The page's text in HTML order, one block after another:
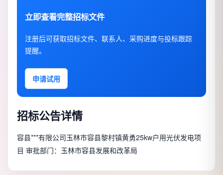
立即查看完整招标文件
注册后可获取招标文件、联系人、采购进度与投标跟踪
提醒。
申请试用
招标公告详情
容县***有限公司玉林市容县黎村镇黄勇25kw户用光伏发电项
目 审批部门：玉林市容县发展和改革局